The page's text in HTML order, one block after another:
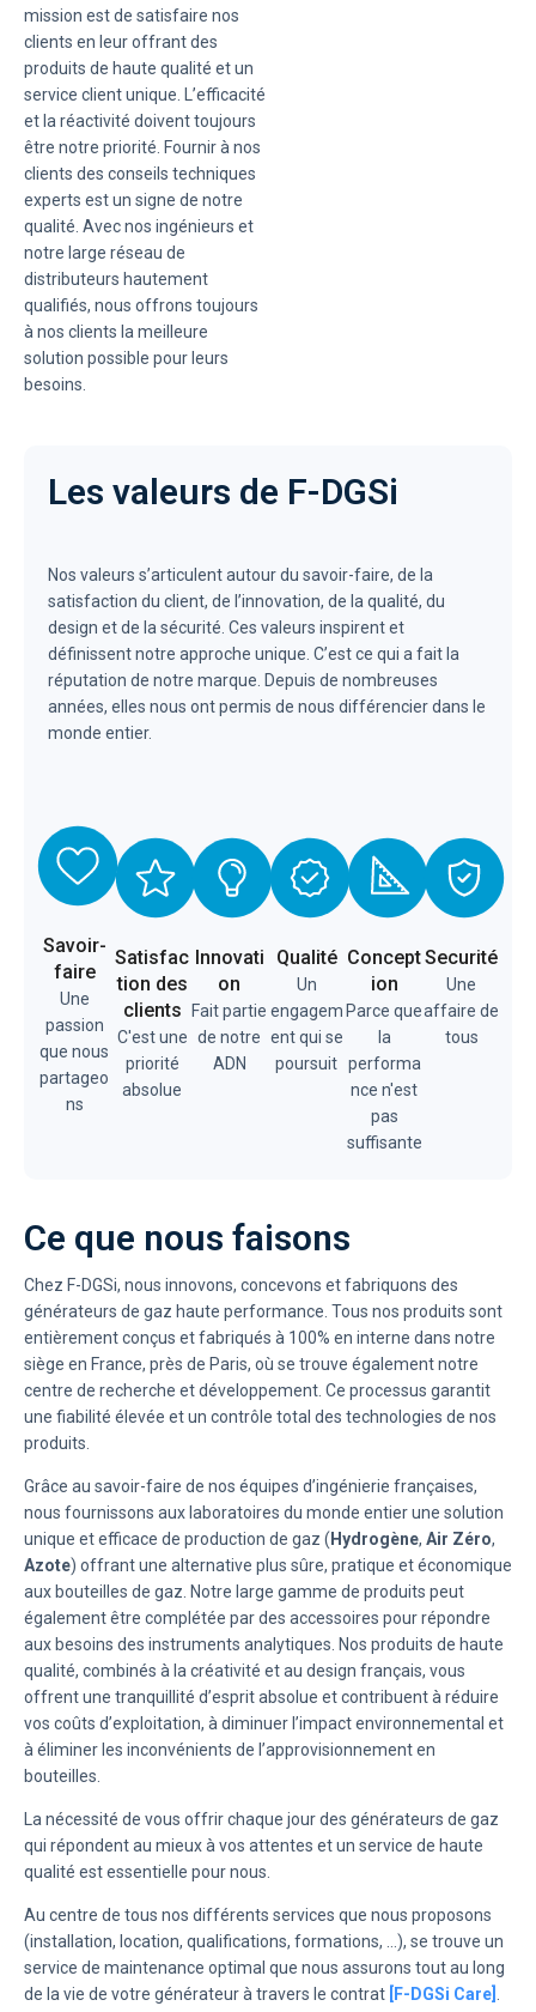
mission est de satisfaire nos
clients en leur offrant des
produits de haute qualité et un
service client unique. L’efficacité
et la réactivité doivent toujours
être notre priorité. Fournir à nos
clients des conseils techniques
experts est un signe de notre
qualité. Avec nos ingénieurs et
notre large réseau de
distributeurs hautement
qualifiés, nous offrons toujours
à nos clients la meilleure
solution possible pour leurs
besoins.
Les valeurs de F-DGSi
Nos valeurs s’articulent autour du savoir-faire, de la
satisfaction du client, de l’innovation, de la qualité, du
design et de la sécurité. Ces valeurs inspirent et
définissent notre approche unique. C’est ce qui a fait la
réputation de notre marque. Depuis de nombreuses
années, elles nous ont permis de nous différencier dans le
monde entier.
Savoir-
faire
Une
passion
que nous
partageo
ns
Satisfac
tion des
clients
C'est une
priorité
absolue
Innovati
on
Fait partie
de notre
ADN
Qualité
Un
engagem
ent qui se
poursuit
Concept
ion
Parce que
la
performa
nce n'est
pas
suffisante
Securité
Une
affaire de
tous
Ce que nous faisons
Chez F-DGSi, nous innovons, concevons et fabriquons des
générateurs de gaz haute performance. Tous nos produits sont
entièrement conçus et fabriqués à 100% en interne dans notre
siège en France, près de Paris, où se trouve également notre
centre de recherche et développement. Ce processus garantit
une fiabilité élevée et un contrôle total des technologies de nos
produits.
Grâce au savoir-faire de nos équipes d’ingénierie françaises,
nous fournissons aux laboratoires du monde entier une solution
unique et efficace de production de gaz ( Hydrogène, Air Zéro,
Azote) offrant une alternative plus sûre, pratique et économique
aux bouteilles de gaz. Notre large gamme de produits peut
également être complétée par des accessoires pour répondre
aux besoins des instruments analytiques. Nos produits de haute
qualité, combinés à la créativité et au design français, vous
offrent une tranquillité d’esprit absolue et contribuent à réduire
vos coûts d’exploitation, à diminuer l’impact environnemental et
à éliminer les inconvénients de l’approvisionnement en
bouteilles.
La nécessité de vous offrir chaque jour des générateurs de gaz
qui répondent au mieux à vos attentes et un service de haute
qualité est essentielle pour nous.
Au centre de tous nos différents services que nous proposons
(installation, location, qualifications, formations, …), se trouve un
service de maintenance optimal que nous assurons tout au long
de la vie de votre générateur à travers le contrat
[F-DGSi Care]